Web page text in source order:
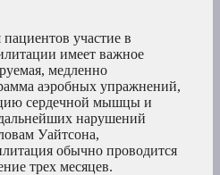
участие в
имеет важное
медленно
аэробных упражнений,
сердечной мышцы и
нарушений
Уайтсона,
обычно проводится
трех месяцев.